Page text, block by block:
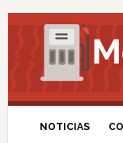
NOTICIAS